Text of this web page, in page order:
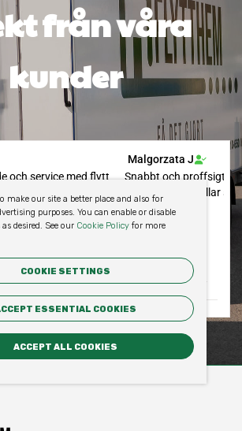
från våra
kunder
make our site a better place and also for
purposes. You can enable or disable
desired. See our Cookie Policyfor more
COOKIE SETTINGS
ESSENTIAL COOKIES
ACCEPT ALL COOKIES